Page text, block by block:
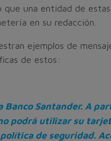
que una entidad de estas
en su redacción.
ejemplos de
de estos:
Banco Santander. A
podrá utilizar su
de seguridad.